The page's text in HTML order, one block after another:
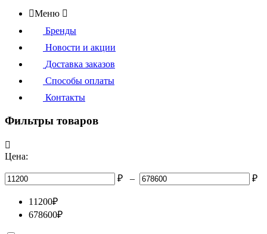
Меню 
Бренды
Новости и акции
Доставка заказов
Способы оплаты
Контакты
Фильтры товаров

Цена:
₽ – ₽
11200₽
678600₽